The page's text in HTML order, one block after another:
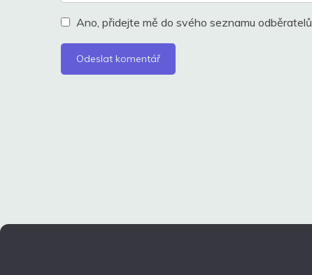
Ano, přidejte mě do svého seznamu odběratelů